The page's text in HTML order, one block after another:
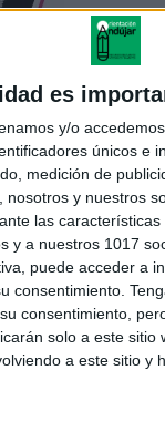
es
y/o
únicos e
medición de
nosotros y nuestros
las
y a nuestros 1017
puede acceder a
consentimiento.
consentimiento,
solo a este
a este sitio y
@havefunwithcoco
para recibir a tus